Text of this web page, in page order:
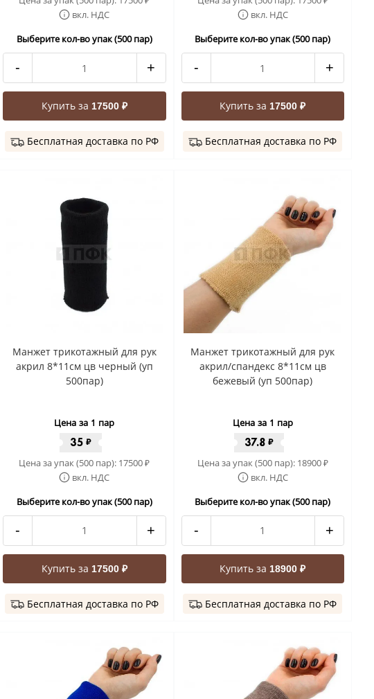
вкл. НДС
Выберите кол-во упак (500 пар)
- +
Купить за 17500 ₽
Бесплатная доставка по РФ
вкл. НДС
Выберите кол-во упак (500 пар)
- +
Купить за17500 ₽
Бесплатная доставка по РФ
Манжет трикотажный для рук
акрил 8*11см цв черный (уп
500пар)
Цена за 1 пар
35 ₽
Цена за упак (500 пар): 17500₽
вкл. НДС
Выберите кол-во упак (500 пар)
- +
Купить за 17500 ₽
Бесплатная доставка по РФ
Манжет трикотажный для рук
акрил/спандекс 8*11см цв
бежевый (уп 500пар)
Цена за 1 пар
37.8 ₽
Цена за упак (500 пар): 18900₽
вкл. НДС
Выберите кол-во упак (500 пар)
- +
Купить за 18900 ₽
Бесплатная доставка по РФ